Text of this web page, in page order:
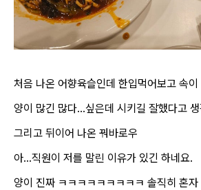
처음 나온 어향육슬인데 한입먹어보고 속이
양이 많긴 많다...싶은데 시키길 잘했다고
그리고 뒤이어 나온 꿔바로우
아...직원이 저를 말린 이유가 있긴 하네요.
양이 진짜 ㅋㅋㅋㅋㅋㅋㅋㅋㅋ 솔직히 혼